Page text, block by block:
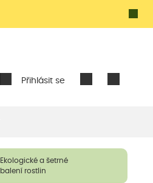
Přihlásit se
Ekologické a šetrné
balení rostlin